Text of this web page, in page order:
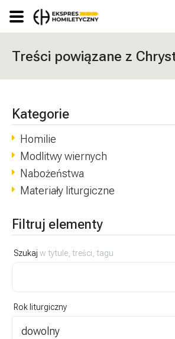
Treści powiązane z
Kategorie
Homilie
Modlitwy wiernych
Nabożeństwa
Materiały liturgiczne
Filtruj elementy
Szukaj w tytule, treści, tagu
Rok liturgiczny
dowolny